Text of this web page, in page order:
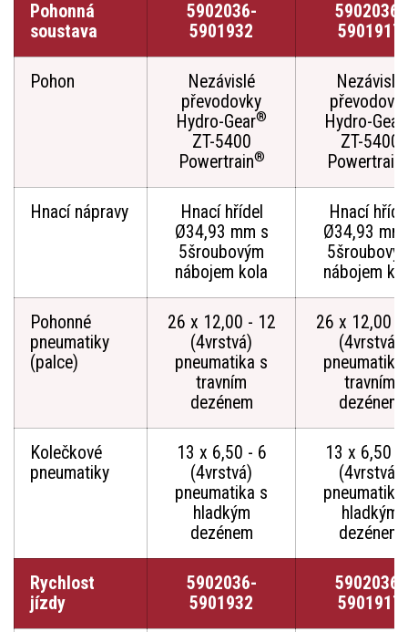
Pohonná
soustava
5902036-
5901932
5902036-
5901917
Pohon
Nezávislé
převodovky
Hydro-Gear®
ZT-5400
Powertrain®
Nezávislé
Hydro-Gear
ZT-5400
Powertrain
Hnací nápravy
Hnací hřídel
Ø34,93 mm s
5šroubovým
nábojem kola
Hnací
Ø34,93 mm
nábojem
Pohonné
pneumatiky
(palce)
26 x 12,00 - 12
(4vrstvá)
pneumatika s
travním
dezénem
26 x 12,00 -
(4vrstvá)
pneumatika
travním
dezénem
Kolečkové
pneumatiky
13 x 6,50 - 6
(4vrstvá)
pneumatika s
hladkým
dezénem
13 x 6,50 -
(4vrstvá)
pneumatika
hladkým
dezénem
Rychlost
jízdy
5902036-
5901932
5902036-
5901917